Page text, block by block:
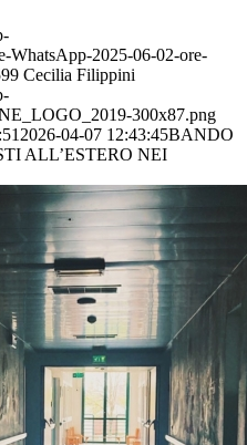
WhatsApp-2025-06-02-ore-
Cecilia Filippini
300x87.png
2026-04-07 12:43:45BANDO
ALL’ESTERO NEI